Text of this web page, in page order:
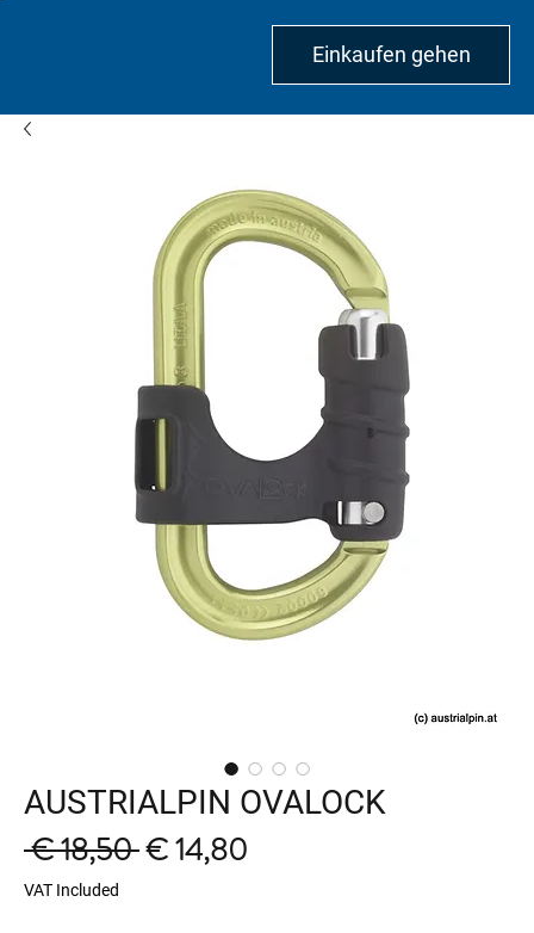
AUSTRIALPIN OVALOCK
€ 18,50 Regular
€ 14,80
VAT Included
Einkaufen gehen